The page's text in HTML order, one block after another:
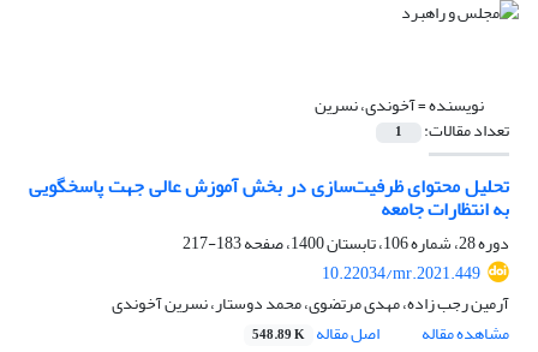
نویسنده =آخوندی، نسرین
تعداد مقالات: 1
تحلیل محتوای ظرفیت‌سازی در بخش آموزش عالی جهت پاسخگویی
به انتظارات جامعه
دوره 28، شماره 106، تابستان 1400، صفحه
183-217
10.22034/mr.2021.449
آرمین رجب زاده، مهدی مرتضوی، محمد دوستار، نسرین آخوندی
مشاهده مقاله
اصل مقاله 548.89 K